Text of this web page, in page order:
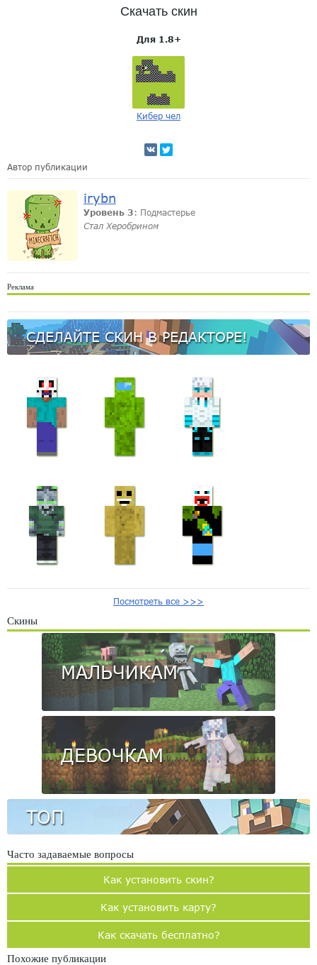
Скачать скин
Для 1.8+
Кибер чел
Автор публикации
irybn
Уровень 3 : Подмастерье
Стал Херобрином
Реклама
СДЕЛАЙТЕ СКИН В РЕДАКТОРЕ!
Посмотреть все >>>
Скины
МАЛЬЧИКАМ
ДЕВОЧКАМ
ТОП
Часто задаваемые вопросы
Как установить скин?
Как установить карту?
Как скачать бесплатно?
Похожие публикации